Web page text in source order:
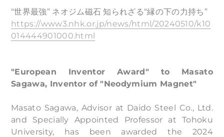
“世界最強” ネオジム磁石 知られざる“縁の下の力持ち”
https://www3.nhk.or.jp/news/html/20240510/k10
014444901000.html
​"European Inventor Award" to Masato
Sagawa, Inventor of "Neodymium Magnet"
Masato Sagawa, Advisor at Daido Steel Co., Ltd.
and Specially Appointed Professor at Tohoku
University, has been awarded the 2024